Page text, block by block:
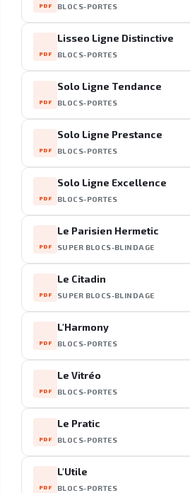
PDF BLOCS-PORTES
PDF
Lisseo Ligne Distinctive
BLOCS-PORTES
PDF
Solo Ligne Tendance
BLOCS-PORTES
PDF
Solo Ligne Prestance
BLOCS-PORTES
PDF
Solo Ligne Excellence
BLOCS-PORTES
PDF
Le Parisien Hermetic
SUPER BLOCS-BLINDAGE
PDF
Le Citadin
SUPER BLOCS-BLINDAGE
PDF
L'Harmony
BLOCS-PORTES
PDF
Le Vitréo
BLOCS-PORTES
PDF
Le Pratic
BLOCS-PORTES
PDF
L'Utile
BLOCS-PORTES